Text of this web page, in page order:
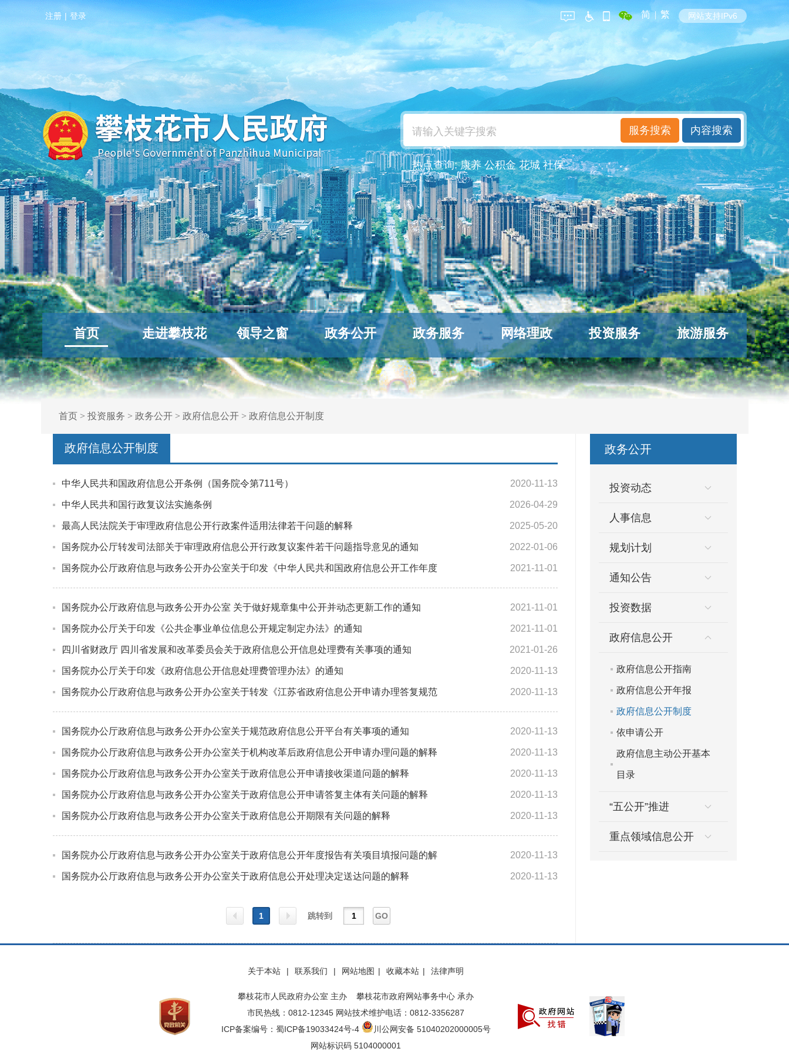
注册 | 登录 简 | 繁 网站支持IPv6
热点查询:康养 公积金 花城 社保
首页 走进攀枝花 领导之窗 政务公开 政务服务 网络理政 投资服务 旅游服务
首页> 投资服务 > 政务公开> 政府信息公开> 政府信息公开制度
政府信息公开制度
2020-11-13
中华人民共和国政府信息公开条例（国务院令第711号）
2026-04-29
中华人民共和国行政复议法实施条例
2025-05-20
最高人民法院关于审理政府信息公开行政案件适用法律若干问题的解释
2022-01-06
国务院办公厅转发司法部关于审理政府信息公开行政复议案件若干问题指导意见的通知
2021-11-01
国务院办公厅政府信息与政务公开办公室关于印发《中华人民共和国政府信息公开工作年度
2021-11-01
国务院办公厅政府信息与政务公开办公室 关于做好规章集中公开并动态更新工作的通知
2021-11-01
国务院办公厅关于印发《公共企事业单位信息公开规定制定办法》的通知
2021-01-26
四川省财政厅 四川省发展和改革委员会关于政府信息公开信息处理费有关事项的通知
2020-11-13
国务院办公厅关于印发《政府信息公开信息处理费管理办法》的通知
2020-11-13
国务院办公厅政府信息与政务公开办公室关于转发《江苏省政府信息公开申请办理答复规范
2020-11-13
国务院办公厅政府信息与政务公开办公室关于规范政府信息公开平台有关事项的通知
2020-11-13
国务院办公厅政府信息与政务公开办公室关于机构改革后政府信息公开申请办理问题的解释
2020-11-13
国务院办公厅政府信息与政务公开办公室关于政府信息公开申请接收渠道问题的解释
2020-11-13
国务院办公厅政府信息与政务公开办公室关于政府信息公开申请答复主体有关问题的解释
2020-11-13
国务院办公厅政府信息与政务公开办公室关于政府信息公开期限有关问题的解释
2020-11-13
国务院办公厅政府信息与政务公开办公室关于政府信息公开年度报告有关项目填报问题的解
2020-11-13
国务院办公厅政府信息与政务公开办公室关于政府信息公开处理决定送达问题的解释
页
1
页
跳转到 GO
政务公开
投资动态
人事信息
规划计划
通知公告
投资数据
政府信息公开
政府信息公开指南
政府信息公开年报
政府信息公开制度
依申请公开
政府信息主动公开基本
目录
“五公开”推进
重点领域信息公开
关于本站 | 联系我们 | 网站地图 | 收藏本站 | 法律声明
攀枝花市人民政府办公室 主办 攀枝花市政府网站事务中心 承办
市民热线：0812-12345 网站技术维护电话：0812-3356287
ICP备案编号：蜀ICP备19033424号-4
川公网安备 51040202000005号
网站标识码 5104000001